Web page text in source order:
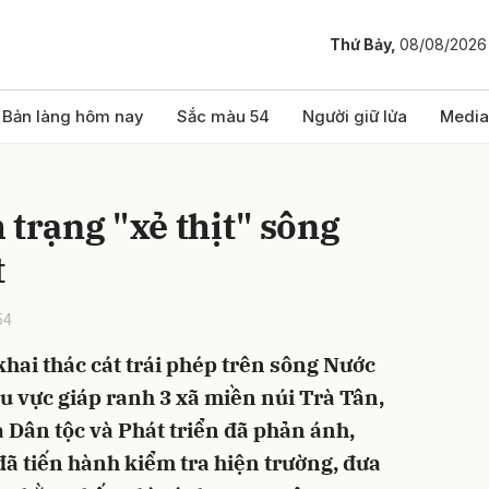
Thứ Bảy, 08/08/2026
Bản làng hôm nay Sắc màu 54 Người giữ lửa Media
trạng "xẻ thịt" sông
thác cát trái phép trên sông Nước
vực giáp ranh 3 xã miền núi Trà Tân,
Dân tộc và Phát triển đã phản ánh,
tiến hành kiểm tra hiện trường, đưa
luận
Hủy